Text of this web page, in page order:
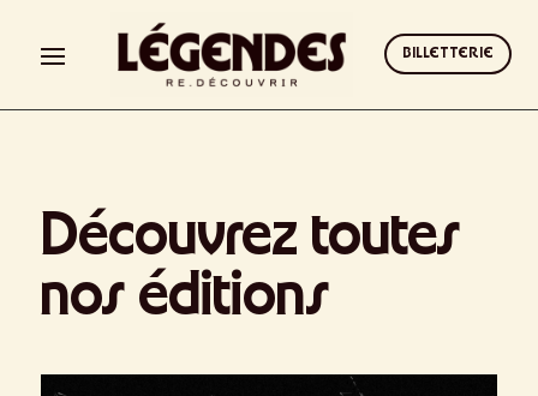
BILLETTERIE
Découvrez toutes
nos éditions